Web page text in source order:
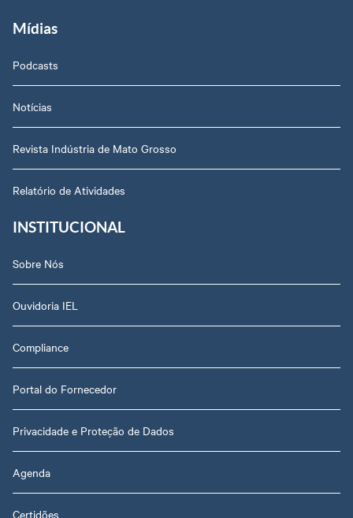
Mídias
Podcasts
Notícias
Revista Indústria de Mato Grosso
Relatório de Atividades
INSTITUCIONAL
Sobre Nós
Ouvidoria IEL
Compliance
Portal do Fornecedor
Privacidade e Proteção de Dados
Agenda
Certidões